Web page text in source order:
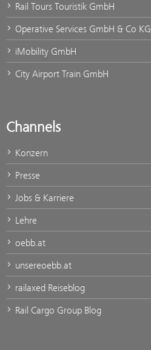
Rail Tours Touristik GmbH
Operative Services GmbH & Co KG
iMobility GmbH
City Airport Train GmbH
Channels
Konzern
Presse
Jobs & Karriere
Lehre
oebb.at
unsereoebb.at
railaxed Reiseblog
Rail Cargo Group Blog